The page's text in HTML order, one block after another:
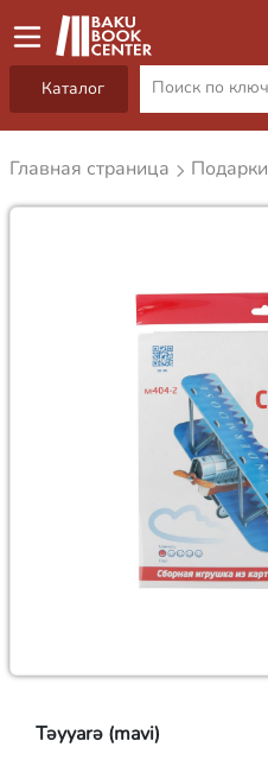
Каталог
Главная страница Подарки
Təyyarə (mavi)